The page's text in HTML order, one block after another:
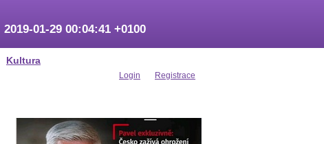
Kultura
2019-01-29 00:04:41 +0100
Login Registrace